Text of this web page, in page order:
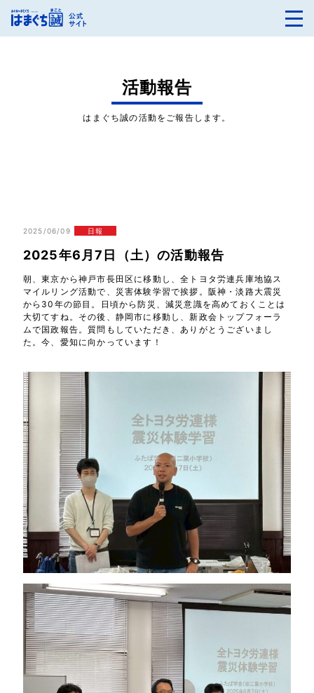
活動報告
はまぐち誠の活動をご報告します。
2025/06/09 日報
2025年6月7日（土）の活動報告
朝、東京から神戸市長田区に移動し、全トヨタ労連兵庫地協ス
マイルリング活動で、災害体験学習で挨拶。阪神・淡路大震災
から30年の節目。日頃から防災、減災意識を高めておくことは
大切てすね。その後、静岡市に移動し、新政会トップフォーラ
ムで国政報告。質問もしていただき、ありがとうございまし
た。今、愛知に向かっています！